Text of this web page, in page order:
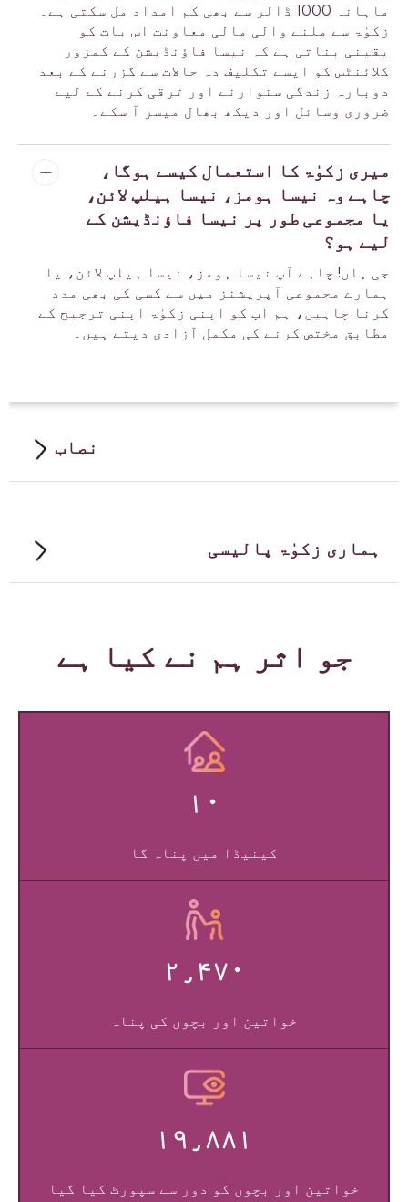
ماہانہ 1000 ڈالر سے بھی کم امداد مل سکتی ہے۔
زکوٰۃ سے ملنے والی مالی معاونت اس بات کو
یقینی بناتی ہے کہ نیسا فاؤنڈیشن کے کمزور
کلائنٹس کو ایسے تکلیف دہ حالات سے گزرنے کے بعد
دوبارہ زندگی سنوارنے اور ترقی کرنے کے لیے
ضروری وسائل اور دیکھ بھال میسر آ سکے۔
میری زکوٰۃ کا استعمال کیسے ہوگا،
چاہے وہ نیسا ہومز، نیسا ہیلپ لائن،
یا مجموعی طور پر نیسا فاؤنڈیشن کے
لیے ہو؟
جی ہاں! چاہے آپ نیسا ہومز، نیسا ہیلپ لائن، یا
ہمارے مجموعی آپریشنز میں سے کسی کی بھی مدد
کرنا چاہیں، ہم آپ کو اپنی زکوٰۃ اپنی ترجیح کے
مطابق مختص کرنے کی مکمل آزادی دیتے ہیں۔
نصاب
ہماری زکوٰۃ پالیسی
جو اثر ہم نے کیا ہے
۱۰
کینیڈا میں پناہ گا
۲٫۴۷۰
خواتین اور بچوں کی پناہ
۱۹٫۸۸۱
خواتین اور بچوں کو دور سے سپورٹ کیا گیا